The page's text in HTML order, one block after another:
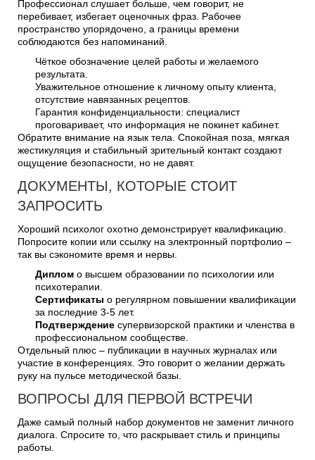
Профессионал слушает больше, чем говорит, не
перебивает, избегает оценочных фраз. Рабочее
пространство упорядочено, а границы времени
соблюдаются без напоминаний.
Чёткое обозначение целей работы и желаемого
результата.
Уважительное отношение к личному опыту клиента,
отсутствие навязанных рецептов.
Гарантия конфиденциальности: специалист
проговаривает, что информация не покинет кабинет.
Обратите внимание на язык тела. Спокойная поза, мягкая
жестикуляция и стабильный зрительный контакт создают
ощущение безопасности, но не давят.
ДОКУМЕНТЫ, КОТОРЫЕ СТОИТ
ЗАПРОСИТЬ
Хороший психолог охотно демонстрирует квалификацию.
Попросите копии или ссылку на электронный портфолио –
так вы сэкономите время и нервы.
Диплом о высшем образовании по психологии или
психотерапии.
Сертификаты о регулярном повышении квалификации
за последние 3-5 лет.
Подтверждение супервизорской практики и членства в
профессиональном сообществе.
Отдельный плюс – публикации в научных журналах или
участие в конференциях. Это говорит о желании держать
руку на пульсе методической базы.
ВОПРОСЫ ДЛЯ ПЕРВОЙ ВСТРЕЧИ
Даже самый полный набор документов не заменит личного
диалога. Спросите то, что раскрывает стиль и принципы
работы.